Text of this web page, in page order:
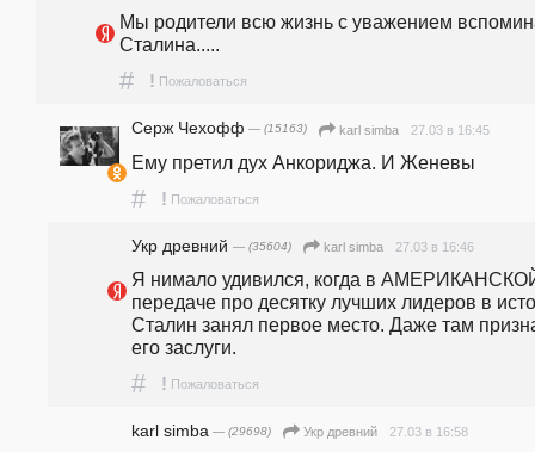
Мы родители всю жизнь с уважением
Сталина.....
# ! Пожаловаться
Серж Чехофф — (15163) karl simba 27.03 в 16:45
Ему претил дух Анкориджа. И Женевы
# ! Пожаловаться
Укр древний — (35604) karl simba 27.03 в 16:46
Я нимало удивился, когда в
передаче про десятку лучших лидеров в
Сталин занял первое место. Даже там
его заслуги.
# ! Пожаловаться
karl simba — (29698) Укр древний 27.03 в 16:58